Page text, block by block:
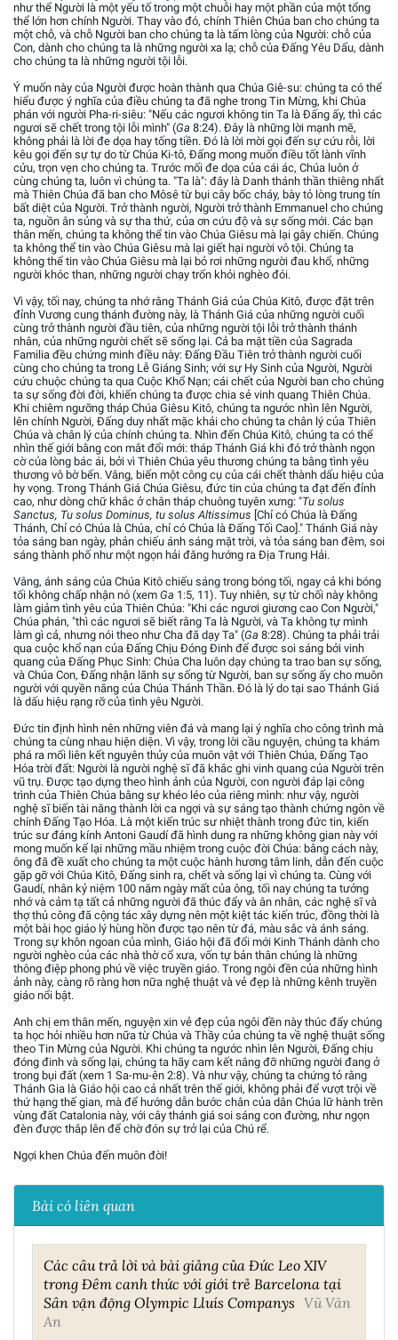
như thể Người là một yếu tố trong một chuỗi hay một phần của một tổng
thể lớn hơn chính Người. Thay vào đó, chính Thiên Chúa ban cho chúng ta
một chỗ, và chỗ Người ban cho chúng ta là tấm lòng của Người: chỗ của
Con, dành cho chúng ta là những người xa lạ; chỗ của Đấng Yêu Dấu, dành
cho chúng ta là những người tội lỗi.
Ý muốn này của Người được hoàn thành qua Chúa Giê-su: chúng ta có thể
hiểu được ý nghĩa của điều chúng ta đã nghe trong Tin Mừng, khi Chúa
phán với người Pha-ri-siêu: "Nếu các ngươi không tin Ta là Đấng ấy, thì các
ngươi sẽ chết trong tội lỗi mình" (Ga 8:24). Đây là những lời mạnh mẽ,
không phải là lời đe dọa hay tống tiền. Đó là lời mời gọi đến sự cứu rỗi, lời
kêu gọi đến sự tự do từ Chúa Ki-tô, Đấng mong muốn điều tốt lành vĩnh
cửu, trọn vẹn cho chúng ta. Trước mối đe dọa của cái ác, Chúa luôn ở
cùng chúng ta, luôn vì chúng ta. "Ta là": đây là Danh thánh thần thiêng nhất
mà Thiên Chúa đã ban cho Môsê từ bụi cây bốc cháy, bày tỏ lòng trung tín
bất diệt của Người. Trở thành người, Người trở thành Emmanuel cho chúng
ta, nguồn ân sủng và sự tha thứ, của ơn cứu độ và sự sống mới. Các bạn
thân mến, chúng ta không thể tin vào Chúa Giêsu mà lại gây chiến. Chúng
ta không thể tin vào Chúa Giêsu mà lại giết hại người vô tội. Chúng ta
không thể tin vào Chúa Giêsu mà lại bỏ rơi những người đau khổ, những
người khóc than, những người chạy trốn khỏi nghèo đói.
Vì vậy, tối nay, chúng ta nhớ rằng Thánh Giá của Chúa Kitô, được đặt trên
đỉnh Vương cung thánh đường này, là Thánh Giá của những người cuối
cùng trở thành người đầu tiên, của những người tội lỗi trở thành thánh
nhân, của những người chết sẽ sống lại. Cả ba mặt tiền của Sagrada
Familia đều chứng minh điều này: Đấng Đầu Tiên trở thành người cuối
cùng cho chúng ta trong Lễ Giáng Sinh; với sự Hy Sinh của Người, Người
cứu chuộc chúng ta qua Cuộc Khổ Nạn; cái chết của Người ban cho chúng
ta sự sống đời đời, khiến chúng ta được chia sẻ vinh quang Thiên Chúa.
Khi chiêm ngưỡng tháp Chúa Giêsu Kitô, chúng ta ngước nhìn lên Người,
lên chính Người, Đấng duy nhất mặc khải cho chúng ta chân lý của Thiên
Chúa và chân lý của chính chúng ta. Nhìn đến Chúa Kitô, chúng ta có thể
nhìn thế giới bằng con mắt đổi mới: tháp Thánh Giá khi đó trở thành ngọn
cờ của lòng bác ái, bởi vì Thiên Chúa yêu thương chúng ta bằng tình yêu
thương vô bờ bến. Vâng, biến một công cụ của cái chết thành dấu hiệu của
hy vọng. Trong Thánh Giá Chúa Giêsu, đức tin của chúng ta đạt đến đỉnh
cao, như dòng chữ khắc ở chân tháp chuông tuyên xưng: "Tu solus
Sanctus, Tu solus Dominus, tu solus Altissimus [Chỉ có Chúa là Đấng
Thánh, Chỉ có Chúa là Chúa, chỉ có Chúa là Đấng Tối Cao]." Thánh Giá này
tỏa sáng ban ngày, phản chiếu ánh sáng mặt trời, và tỏa sáng ban đêm, soi
sáng thành phố như một ngọn hải đăng hướng ra Địa Trung Hải.
Vâng, ánh sáng của Chúa Kitô chiếu sáng trong bóng tối, ngay cả khi bóng
tối không chấp nhận nó (xem Ga 1:5, 11). Tuy nhiên, sự từ chối này không
làm giảm tình yêu của Thiên Chúa: "Khi các ngươi giương cao Con Người,"
Chúa phán, "thì các ngươi sẽ biết rằng Ta là Người, và Ta không tự mình
làm gì cả, nhưng nói theo như Cha đã dạy Ta" (Ga 8:28). Chúng ta phải trải
qua cuộc khổ nạn của Đấng Chịu Đóng Đinh để được soi sáng bởi vinh
quang của Đấng Phục Sinh: Chúa Cha luôn dạy chúng ta trao ban sự sống,
và Chúa Con, Đấng nhận lãnh sự sống từ Người, ban sự sống ấy cho muôn
người với quyền năng của Chúa Thánh Thần. Đó là lý do tại sao Thánh Giá
là dấu hiệu rạng rỡ của tình yêu Người.
Đức tin định hình nên những viên đá và mang lại ý nghĩa cho công trình mà
chúng ta cùng nhau hiện diện. Vì vậy, trong lời cầu nguyện, chúng ta khám
phá ra mối liên kết nguyên thủy của muôn vật với Thiên Chúa, Đấng Tạo
Hóa trời đất: Người là người nghệ sĩ đã khắc ghi vinh quang của Người trên
vũ trụ. Được tạo dựng theo hình ảnh của Người, con người đáp lại công
trình của Thiên Chúa bằng sự khéo léo của riêng mình: như vậy, người
nghệ sĩ biến tài năng thành lời ca ngợi và sự sáng tạo thành chứng ngôn về
chính Đấng Tạo Hóa. Là một kiến trúc sư nhiệt thành trong đức tin, kiến
trúc sư đáng kính Antoni Gaudí đã hình dung ra những không gian này với
mong muốn kể lại những mầu nhiệm trong cuộc đời Chúa: bằng cách này,
ông đã đề xuất cho chúng ta một cuộc hành hương tâm linh, dẫn đến cuộc
gặp gỡ với Chúa Kitô, Đấng sinh ra, chết và sống lại vì chúng ta. Cùng với
Gaudí, nhân kỷ niệm 100 năm ngày mất của ông, tối nay chúng ta tưởng
nhớ và cảm tạ tất cả những người đã thúc đẩy và ân nhân, các nghệ sĩ và
thợ thủ công đã cộng tác xây dựng nên một kiệt tác kiến trúc, đồng thời là
một bài học giáo lý hùng hồn được tạo nên từ đá, màu sắc và ánh sáng.
Trong sự khôn ngoan của mình, Giáo hội đã đổi mới Kinh Thánh dành cho
người nghèo của các nhà thờ cổ xưa, vốn tự bản thân chúng là những
thông điệp phong phú về việc truyền giáo. Trong ngôi đền của những hình
ảnh này, càng rõ ràng hơn nữa nghệ thuật và vẻ đẹp là những kênh truyền
giáo nổi bật.
Anh chị em thân mến, nguyện xin vẻ đẹp của ngôi đền này thúc đẩy chúng
ta học hỏi nhiều hơn nữa từ Chúa và Thầy của chúng ta về nghệ thuật sống
theo Tin Mừng của Người. Khi chúng ta ngước nhìn lên Người, Đấng chịu
đóng đinh và sống lại, chúng ta hãy cam kết nâng đỡ những người đang ở
trong bụi đất (xem 1 Sa-mu-ên 2:8). Và như vậy, chúng ta chứng tỏ rằng
Thánh Gia là Giáo hội cao cả nhất trên thế giới, không phải để vượt trội về
thứ hạng thế gian, mà để hướng dẫn bước chân của dân Chúa lữ hành trên
vùng đất Catalonia này, với cây thánh giá soi sáng con đường, như ngọn
đèn được thắp lên để chờ đón sự trở lại của Chú rể.
Ngợi khen Chúa đến muôn đời!
Bài có liên quan
Các câu trả lời và bài giảng của Đức Leo XIV
trong Đêm canh thức với giới trẻ Barcelona tại
Sân vận động Olympic Lluís Companys Vũ Văn
An